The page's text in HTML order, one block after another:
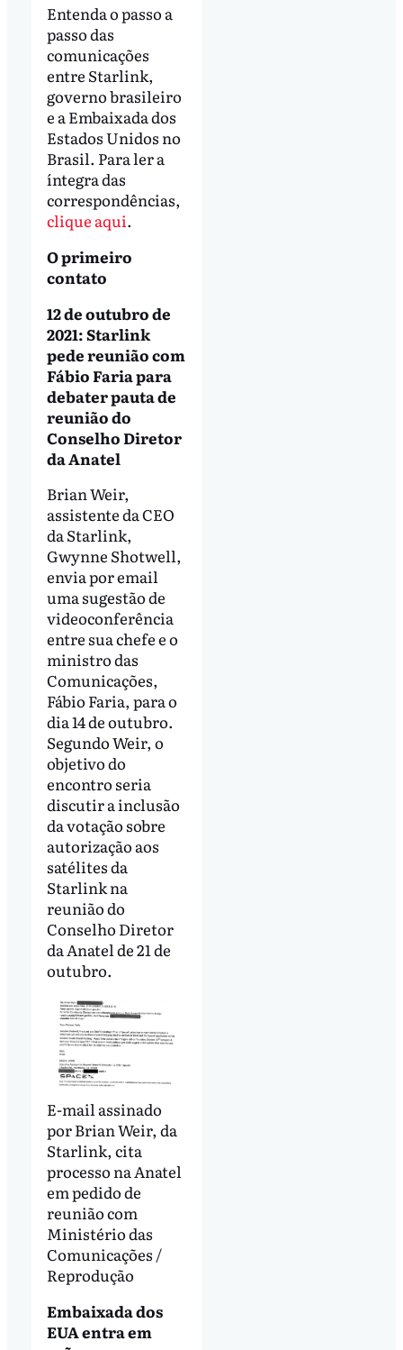
Entenda o passo a
passo das
comunicações
entre Starlink,
governo brasileiro
e a Embaixada dos
Estados Unidos no
Brasil. Para ler a
íntegra das
correspondências,
clique aqui.
O primeiro
contato
12 de outubro de
2021: Starlink
pede reunião com
Fábio Faria para
debater pauta de
reunião do
Conselho Diretor
da Anatel
Brian Weir,
assistente da CEO
da Starlink,
Gwynne Shotwell,
envia por email
uma sugestão de
videoconferência
entre sua chefe e o
ministro das
Comunicações,
Fábio Faria, para o
dia 14 de outubro.
Segundo Weir, o
objetivo do
encontro seria
discutir a inclusão
da votação sobre
autorização aos
satélites da
Starlink na
reunião do
Conselho Diretor
da Anatel de 21 de
outubro.
E-mail assinado
por Brian Weir, da
Starlink, cita
processo na Anatel
em pedido de
reunião com
Ministério das
Comunicações /
Reprodução
Embaixada dos
EUA entra em